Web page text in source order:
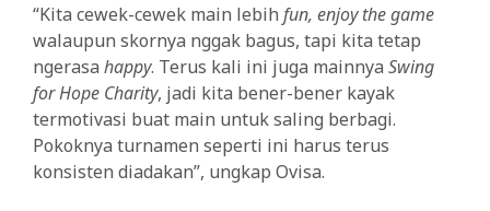
“Kita cewek-cewek main lebih fun, enjoy the game
walaupun skornya nggak bagus, tapi kita tetap
ngerasa happy. Terus kali ini juga mainnya Swing
for Hope Charity, jadi kita bener-bener kayak
termotivasi buat main untuk saling berbagi.
Pokoknya turnamen seperti ini harus terus
konsisten diadakan”, ungkap Ovisa.